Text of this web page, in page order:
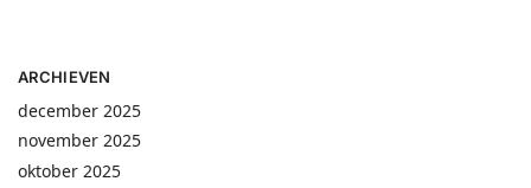
ARCHIEVEN
december 2025
november 2025
oktober 2025